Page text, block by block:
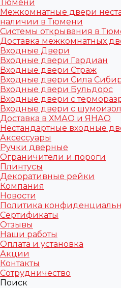
Тюмени
Межкомнатные двери
наличии в Тюмени
Системы открывания в
Доставка межкомнатных
Входные Двери
Входные двери Гардиан
Входные двери Страж
Входные двери Сила
Входные двери Бульдорс
Входные двери с
Входные двери с
Доставка в ХМАО и ЯНАО
Нестандартные входные
Аксессуары
Ручки дверные
Ограничители и пороги
Плинтусы
Декоративные рейки
Компания
Новости
Политика
Сертификаты
Отзывы
Наши работы
Оплата и установка
Акции
Контакты
Сотрудничество
Поиск